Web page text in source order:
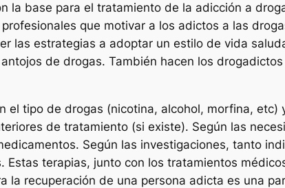
la base para el tratamiento de la adicción a
que motivar a los adictos a las
las estrategias a adoptar un estilo de vida
de drogas. También hacen los
el tipo de drogas (nicotina, alcohol, morfina, etc)
de tratamiento (si existe). Según las
Según las investigaciones, tanto
terapias, junto con los tratamientos
la recuperación de una persona adicta es una